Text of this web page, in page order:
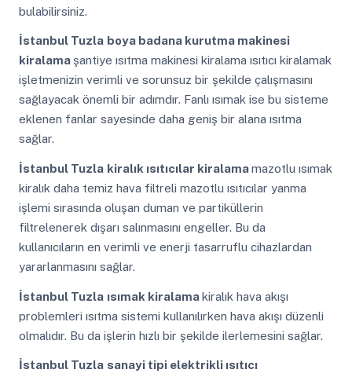
bulabilirsiniz.
İstanbul Tuzla boya badana kurutma makinesi
kiralama şantiye ısıtma makinesi kiralama ısıtıcı kiralamak
işletmenizin verimli ve sorunsuz bir şekilde çalışmasını
sağlayacak önemli bir adımdır. Fanlı ısımak ise bu sisteme
eklenen fanlar sayesinde daha geniş bir alana ısıtma
sağlar.
İstanbul Tuzla kiralık ısıtıcılar kiralamamazotlu ısımak
kiralık daha temiz hava filtreli mazotlu ısıtıcılar yanma
işlemi sırasında oluşan duman ve partiküllerin
filtrelenerek dışarı salınmasını engeller. Bu da
kullanıcıların en verimli ve enerji tasarruflu cihazlardan
yararlanmasını sağlar.
İstanbul Tuzla ısımak kiralamakiralık hava akışı
problemleri ısıtma sistemi kullanılırken hava akışı düzenli
olmalıdır. Bu da işlerin hızlı bir şekilde ilerlemesini sağlar.
İstanbul Tuzla sanayi tipi elektrikli ısıtıcı